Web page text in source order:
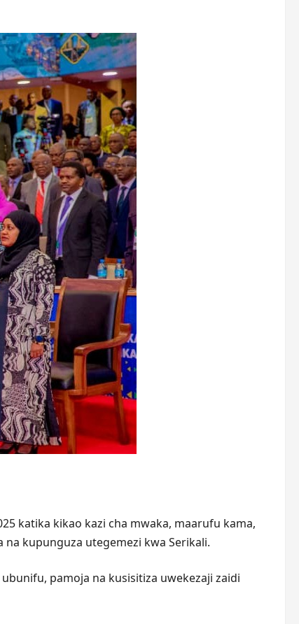
katika kikao kazi cha mwaka, maarufu kama,
na kupunguza utegemezi kwa Serikali.
pamoja na kusisitiza uwekezaji zaidi